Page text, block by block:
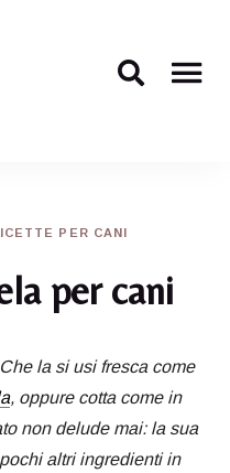
PER CANI
per cani
la si usi fresca come
, oppure cotta come in
non delude mai: la sua
altri ingredienti in